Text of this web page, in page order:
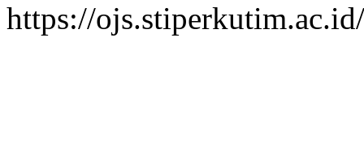
https://